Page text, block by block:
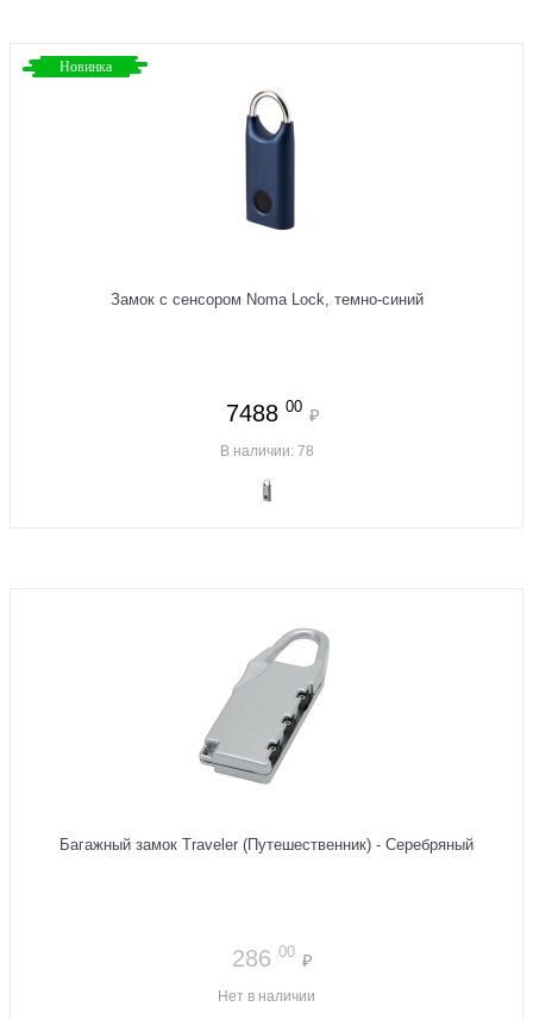
Новинка
Замок с сенсором Noma Lock, темно-синий
7488 00 ₽
В наличии: 78
Багажный замок Traveler (Путешественник) - Серебряный
286 00 ₽
Нет в наличии